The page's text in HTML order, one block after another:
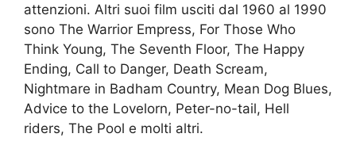
attenzioni. Altri suoi film usciti dal 1960 al 1990
sono The Warrior Empress, For Those Who
Think Young, The Seventh Floor, The Happy
Ending, Call to Danger, Death Scream,
Nightmare in Badham Country, Mean Dog Blues,
Advice to the Lovelorn, Peter-no-tail, Hell
riders, The Pool e molti altri.